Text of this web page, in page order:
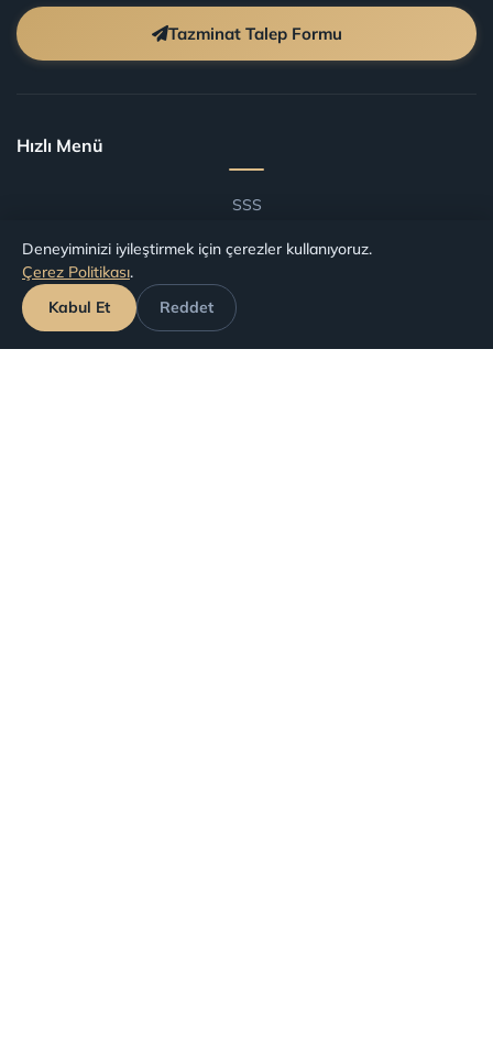
Tazminat Talep Formu
Hızlı Menü
SSS
Havalimanlarına Göre Tazminat
Havayollarına Göre Tazminat
Deneyiminizi iyileştirmek için çerezler kullanıyoruz.
Çerez Politikası.
Kabul Et
Reddet